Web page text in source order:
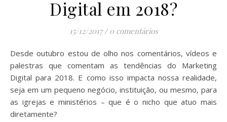
Digital em 2018?
15/12/2017 / 0 comentários
Desde outubro estou de olho nos comentários, vídeos e
palestras que comentam as tendências do Marketing
Digital para 2018. E como isso impacta nossa realidade,
seja em um pequeno negócio, instituição, ou mesmo, para
as igrejas e ministérios – que é o nicho que atuo mais
diretamente?